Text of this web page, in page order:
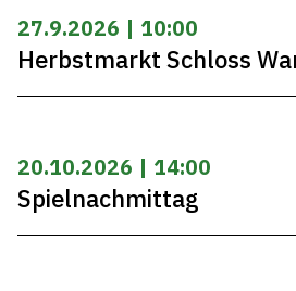
27.9.2026 | 10:00
Herbstmarkt Schloss
20.10.2026 | 14:00
Spielnachmittag